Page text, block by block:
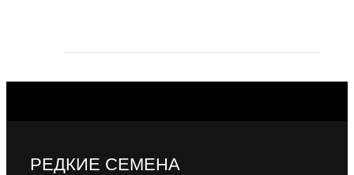
РЕДКИЕ СЕМЕНА